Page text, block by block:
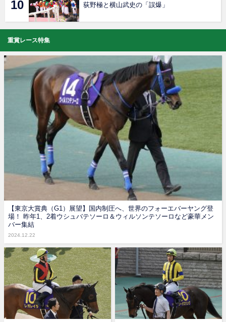
荻野極と横山武史の「誤爆」
重賞レース特集
【東京大賞典（G1）展望】国内制圧へ、世界のフォーエバーヤング登
場！ 昨年1、2着ウシュバテソーロ＆ウィルソンテソーロなど豪華メン
バー集結
2024.12.22